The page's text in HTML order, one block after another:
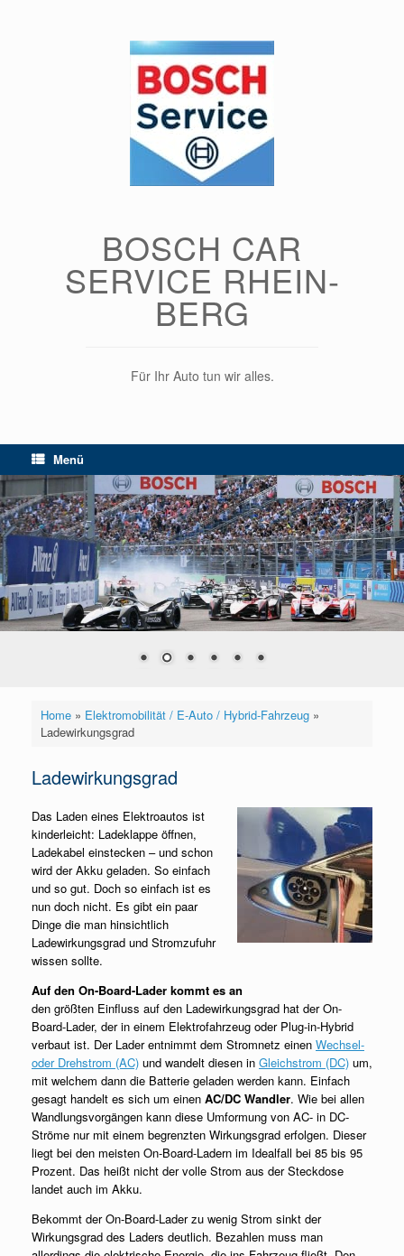
BOSCH CAR
SERVICE RHEIN-
BERG
Für Ihr Auto tun wir alles.
Menü
Home» Elektromobilität / E-Auto / Hybrid-Fahrzeug»
Ladewirkungsgrad
Ladewirkungsgrad
Das Laden eines Elektroautos ist
kinderleicht: Ladeklappe öffnen,
Ladekabel einstecken – und schon
wird der Akku geladen. So einfach
und so gut. Doch so einfach ist es
nun doch nicht. Es gibt ein paar
Dinge die man hinsichtlich
Ladewirkungsgrad und Stromzufuhr
wissen sollte.
Auf den On-Board-Lader kommt es an
den größten Einfluss auf den Ladewirkungsgrad hat der On-
Board-Lader, der in einem Elektrofahrzeug oder Plug-in-Hybrid
verbaut ist. Der Lader entnimmt dem Stromnetz einen Wechsel-
oder Drehstrom (AC) und wandelt diesen in Gleichstrom (DC) um,
mit welchem dann die Batterie geladen werden kann. Einfach
gesagt handelt es sich um einen AC/DC Wandler. Wie bei allen
Wandlungsvorgängen kann diese Umformung von AC- in DC-
Ströme nur mit einem begrenzten Wirkungsgrad erfolgen. Dieser
liegt bei den meisten On-Board-Ladern im Idealfall bei 85 bis 95
Prozent. Das heißt nicht der volle Strom aus der Steckdose
landet auch im Akku.
Bekommt der On-Board-Lader zu wenig Strom sinkt der
Wirkungsgrad des Laders deutlich. Bezahlen muss man